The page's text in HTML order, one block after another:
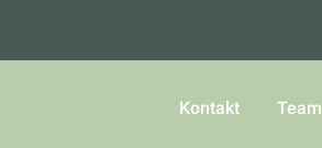
Kontakt Team